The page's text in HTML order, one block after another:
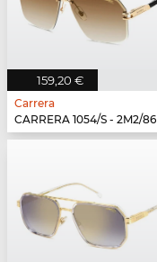
159,20 €
Carrera
CARRERA 1054/S - 2M2/86